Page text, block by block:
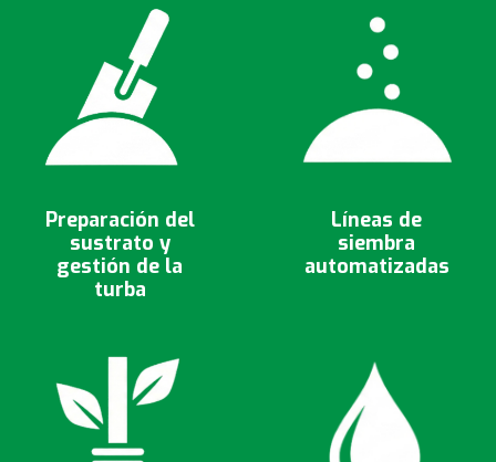
Preparación del
sustrato y
gestión de la
turba
Líneas de
siembra
automatizadas